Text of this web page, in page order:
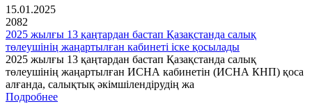
15.01.2025
2082
2025 жылғы 13 қаңтардан бастап Қазақстанда салық
төлеушінің жаңартылған кабинеті іске қосылады
2025 жылғы 13 қаңтардан бастап Қазақстанда салық
төлеушінің жаңартылған ИСНА кабинетін (ИСНА КНП) қоса
алғанда, салықтық әкімшілендірудің жа
Подробнее